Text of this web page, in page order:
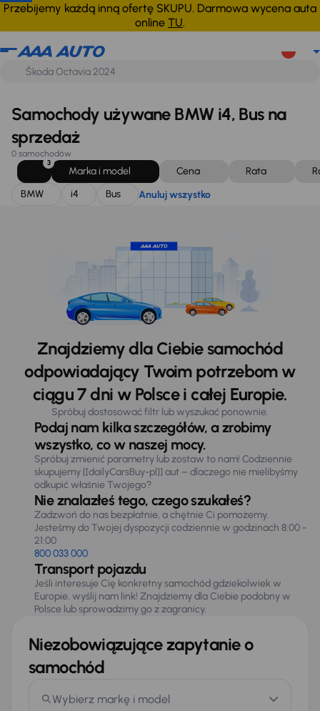
Przebijemy każdą inną ofertę SKUPU. Darmowa wycena auta
online TU.
BMW i4 Bus Anuluj wszystko
Samochody używane BMW i4, Bus na
sprzedaż
0 samochodów
3
Marka i model Cena Rata
BMW
i4 Bus Anuluj wszystko
Znajdziemy dla Ciebie samochód
odpowiadający Twoim potrzebom w
ciągu 7 dni w Polsce i całej Europie.
Spróbuj dostosować filtr lub wyszukać ponownie.
Podaj nam kilka szczegółów, a zrobimy
wszystko, co w naszej mocy.
Spróbuj zmienić parametry lub zostaw to nam! Codziennie
skupujemy [[dailyCarsBuy-pl]] aut – dlaczego nie mielibyśmy
odkupić właśnie Twojego?
Nie znalazłeś tego, czego szukałeś?
Zadzwoń do nas bezpłatnie, a chętnie Ci pomożemy.
Jesteśmy do Twojej dyspozycji codziennie w godzinach 8:00 -
21:00
800 033 000
Transport pojazdu
Jeśli interesuje Cię konkretny samochód gdziekolwiek w
Europie, wyślij nam link! Znajdziemy dla Ciebie podobny w
Polsce lub sprowadzimy go z zagranicy.
Niezobowiązujące zapytanie o
samochód
Wybierz markę i model